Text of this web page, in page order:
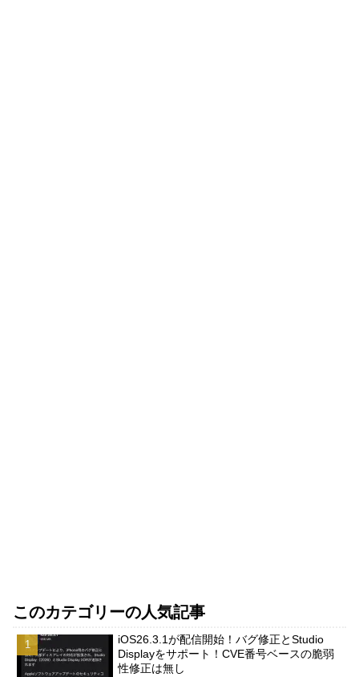
このカテゴリーの人気記事
iOS26.3.1が配信開始！バグ修正とStudio
Displayをサポート！CVE番号ベースの脆弱
性修正は無し